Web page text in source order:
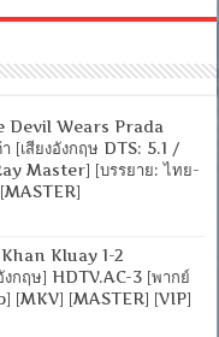
Devil Wears Prada
[เสียงอังกฤษ DTS: 5.1 /
Master] [บรรยาย: ไทย-
Kluay 1-2
กฤษ] HDTV.AC-3 [พากย์
[MKV] [MASTER] [VIP]